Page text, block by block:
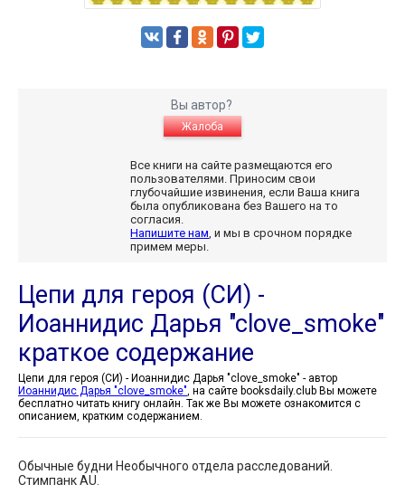
Вы автор?
Жалоба
Все книги на сайте размещаются его
пользователями. Приносим свои
глубочайшие извинения, если Ваша книга
была опубликована без Вашего на то
согласия.
Напишите нам, и мы в срочном порядке
примем меры.
Цепи для героя (СИ) -
Иоаннидис Дарья "clove_smoke"
краткое содержание
Цепи для героя (СИ) - Иоаннидис Дарья "clove_smoke" - автор
Иоаннидис Дарья "clove_smoke", на сайте booksdaily.club Вы можете
бесплатно читать книгу онлайн. Так же Вы можете ознакомится с
описанием, кратким содержанием.
Обычные будни Необычного отдела расследований.
Стимпанк AU.